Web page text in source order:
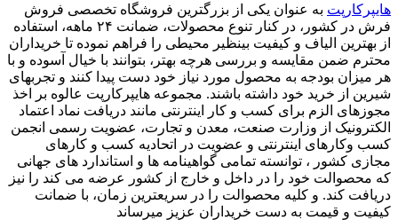
هایپرکارپت به عنوان یکی از بزرگترین فروشگاه تخصصی فروش
فرش در کشور، در کنار تنوع محصولات، ضمانت ۲۴ ماهه، استفاده
از بهترین الیاف و کیفیت بینظیر محیطی را فراهم نموده تا خریداران
محترم ضمن مقایسه و بررسی هرچه بهتر، بتوانند با خیال آسوده و با
هر میزان بودجه به محصول مورد نیاز خود دست پیدا کنند و تجربهای
شیرین از خرید خود داشته باشند. مجموعه هایپرکارپت عالوه بر اخذ
مجوزهای الزم برای کسب و کار اینترنتی مانند دریافت نماد اعتماد
الکترونیک از وزارت صنعت، معدن و تجارت، عضویت رسمی انجمن
کسب وکارهای اینترنتی و عضویت در اتحادیه کسب و کارهای
مجازی کشور ، توانسته تمامی گواهینامه ها و استاندارد های جهانی
که محصوالت خود را در داخل و خارج از کشور عرضه می کند را نیز
دریافت کند. و کلیه محصوالت را در سریعترین زمان، با ضمانت
کیفیت و قیمت به دست خریداران عزیز میرساند